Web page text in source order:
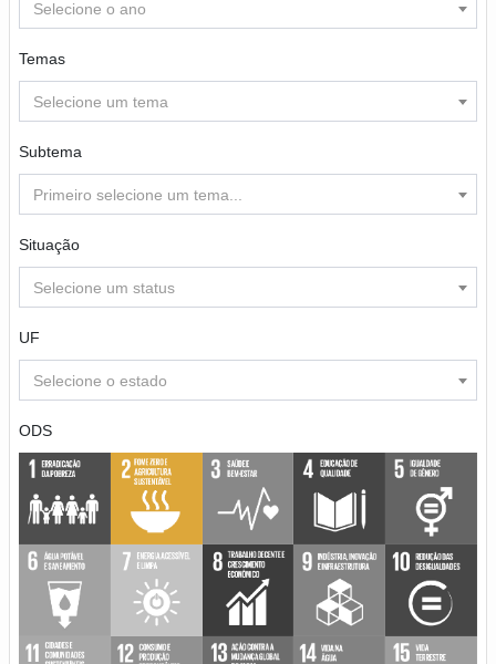
Selecione o ano
Temas
Selecione um tema
Subtema
Primeiro selecione um tema...
Situação
Selecione um status
UF
Selecione o estado
ODS